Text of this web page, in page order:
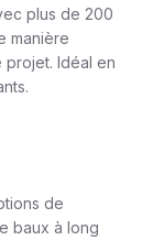
plus de 200
manière
Idéal en
de
baux à long